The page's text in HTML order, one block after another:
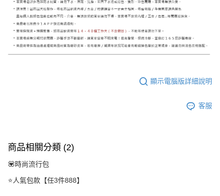
顯示電腦版詳細說明
客服
商品相關分類 (2)
💟時尚流行包
⭐人氣包款【任3件888】